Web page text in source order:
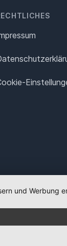
und Werbung